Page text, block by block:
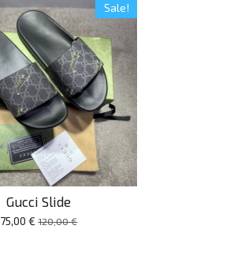
Sale!
Gucci Slide
75,00 € 120,00 €